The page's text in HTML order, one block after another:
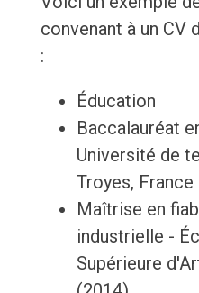
convenant à un CV
:
Éducation
Baccalauréat
Université de
Troyes, France
Maîtrise en
industrielle -
Supérieure